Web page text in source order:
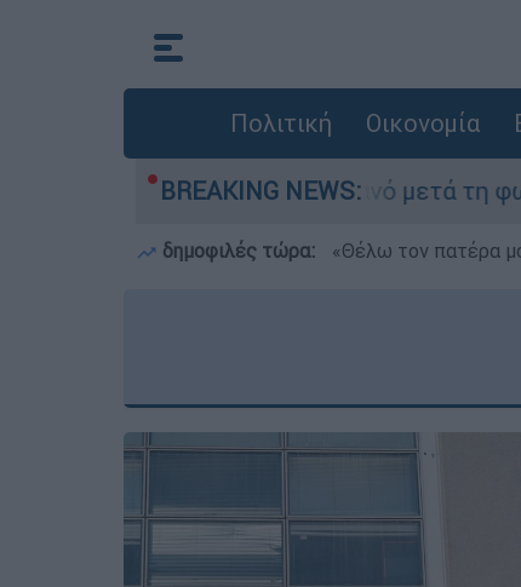
Πολιτική Οικονομία
BREAKING NEWS:
στο Πόρτο Γερμανό μετά τη φωτιά -
δημοφιλές τώρα: «Θέλω τον πατέρα